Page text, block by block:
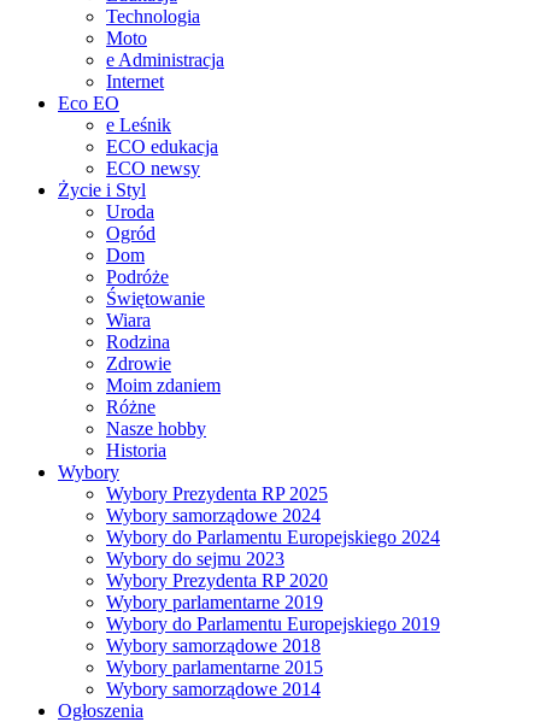
Technologia
Moto
e Administracja
Internet
Eco EO
e Leśnik
ECO edukacja
ECO newsy
Życie i Styl
Uroda
Ogród
Dom
Podróże
Świętowanie
Wiara
Rodzina
Zdrowie
Moim zdaniem
Różne
Nasze hobby
Historia
Wybory
Wybory Prezydenta RP 2025
Wybory samorządowe 2024
Wybory do Parlamentu Europejskiego 2024
Wybory do sejmu 2023
Wybory Prezydenta RP 2020
Wybory parlamentarne 2019
Wybory do Parlamentu Europejskiego 2019
Wybory samorządowe 2018
Wybory parlamentarne 2015
Wybory samorządowe 2014
Ogłoszenia